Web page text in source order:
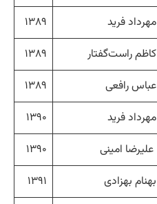
مهرداد فرید
۱۳۸۹
کاظم راست‌گفتار
۱۳۸۹
عباس رافعی
۱۳۸۹
مهرداد فرید
۱۳۹۰
علیرضا امینی
۱۳۹۰
بهنام بهزادی
۱۳۹۱